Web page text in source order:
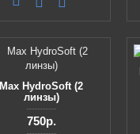
Max HydroSoft (2
линзы)
750р.